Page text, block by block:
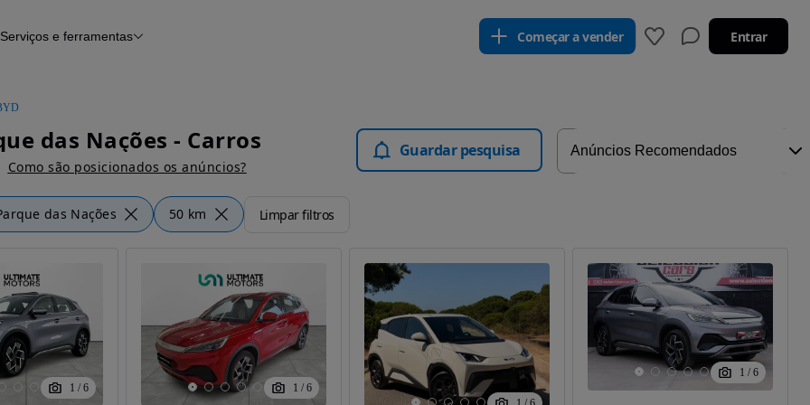
Serviços e ferramentas Começar a vender Entrar
das Nações - Carros
Como são posicionados os anúncios?
Guardar pesquisa
das Nações 50 km Limpar filtros
1 / 6 1 / 6
1 / 6